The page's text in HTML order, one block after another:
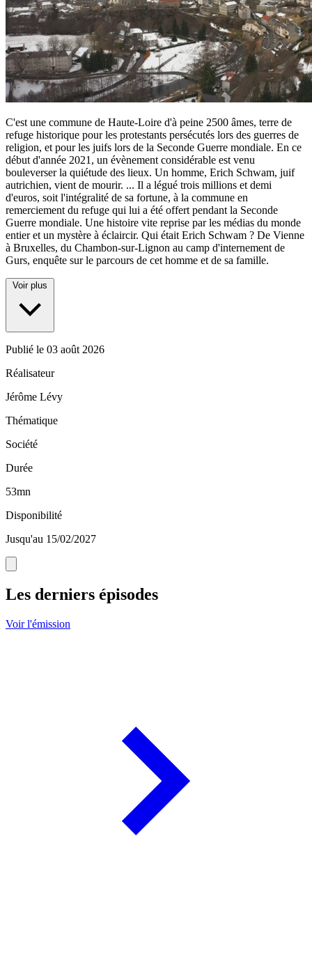
C'est une commune de Haute-Loire d'à peine 2500 âmes, terre de
refuge historique pour les protestants persécutés lors des guerres de
religion, et pour les juifs lors de la Seconde Guerre mondiale. En ce
début d'année 2021, un évènement considérable est venu
bouleverser la quiétude des lieux. Un homme, Erich Schwam, juif
autrichien, vient de mourir. ... Il a légué trois millions et demi
d'euros, soit l'intégralité de sa fortune, à la commune en
remerciement du refuge qui lui a été offert pendant la Seconde
Guerre mondiale. Une histoire vite reprise par les médias du monde
entier et un mystère à éclaircir. Qui était Erich Schwam ? De Vienne
à Bruxelles, du Chambon-sur-Lignon au camp d'internement de
Gurs, enquête sur le parcours de cet homme et de sa famille.
Voir plus
Publié le 03 août 2026
Réalisateur
Jérôme Lévy
Thématique
Société
Durée
53mn
Disponibilité
Jusqu'au 15/02/2027
Les derniers épisodes
Voir l'émission